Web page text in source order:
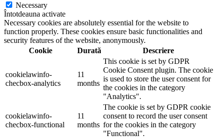
Necessary
Întotdeauna activate
Necessary cookies are absolutely essential for the website to
function properly. These cookies ensure basic functionalities and
security features of the website, anonymously.
Cookie
Durată Descriere
cookielawinfo-
checbox-analytics
11
months
This cookie is set by GDPR
Cookie Consent plugin. The cookie
is used to store the user consent for
the cookies in the category
"Analytics".
cookielawinfo-
checbox-functional
11
months
The cookie is set by GDPR cookie
consent to record the user consent
for the cookies in the category
"Functional".